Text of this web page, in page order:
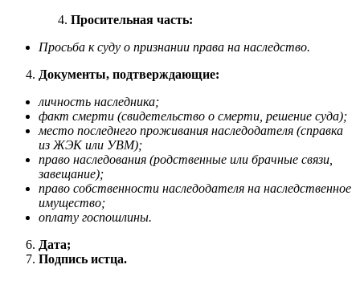
Просительная часть:
Просьба к суду о признании права на наследство.
Документы, подтверждающие:
личность наследника;
факт смерти (свидетельство о смерти, решение суда);
место последнего проживания наследодателя (справка
из ЖЭК или УВМ);
право наследования (родственные или брачные связи,
завещание);
право собственности наследодателя на наследственное
имущество;
оплату госпошлины.
Дата;
Подпись истца.